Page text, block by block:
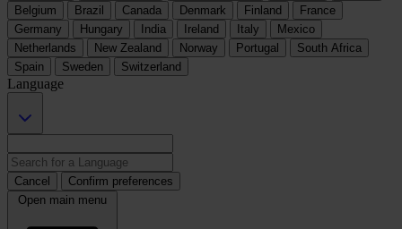
Belgium
Brazil Canada Denmark Finland
France
Germany
Hungary India Ireland Italy
Mexico
Netherlands
New Zealand Norway Portugal
South Africa
Spain
Sweden Switzerland
Language
Cancel
Confirm preferences
Open main menu